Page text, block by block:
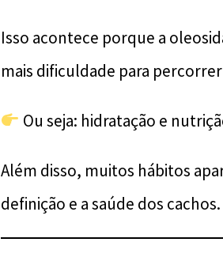
Isso acontece porque a
mais dificuldade para
Ou seja: hidratação e
Além disso, muitos hábitos
definição e a saúde dos cachos.